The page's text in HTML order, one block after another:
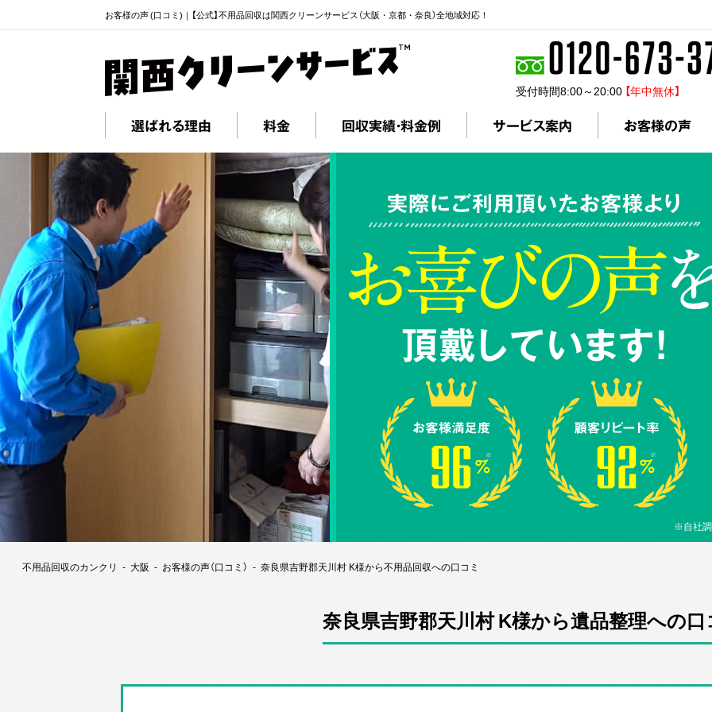
お客様の声 (口コミ)｜【公式】不用品回収は関西クリーンサービス（大阪・京都・奈良）全地域対応！
受付時間8:00～20:00 【年中無休】
選ばれる理由 料金 回収実績・料金例 サービス案内 お客様の声
実際にご利用頂いたお客様より
頂戴しています!
※自社
不用品回収のカンクリ 大阪 お客様の声（口コミ） 奈良県吉野郡天川村 K様から不用品回収への口コミ
奈良県吉野郡天川村 K様から遺品整理への